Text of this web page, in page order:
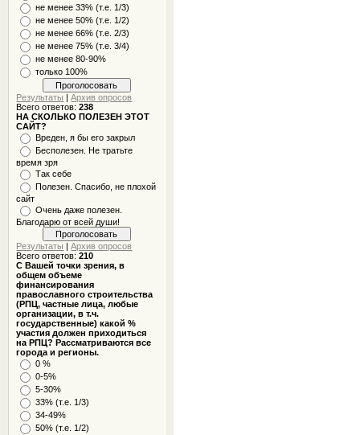
не менее 33% (т.е. 1/3)
не менее 50% (т.е. 1/2)
не менее 66% (т.е. 2/3)
не менее 75% (т.е. 3/4)
не менее 80-90%
только 100%
Результаты |Архив опросов
Всего ответов:238
НА СКОЛЬКО ПОЛЕЗЕН ЭТОТ
САЙТ?
Вреден, я бы его закрыл
Бесполезен. Не тратьте
время зря
Так себе
Полезен. Спасибо, не плохой
сайт
Очень даже полезен.
Благодарю от всей души!
Результаты |Архив опросов
Всего ответов:210
С Вашей точки зрения, в
общем объеме
финансирования
православного строительства
(РПЦ, частные лица, любые
организации, в т.ч.
государственные) какой %
участия должен приходиться
на РПЦ? Рассматриваются все
города и регионы.
0 %
0-5%
5-30%
33% (т.е. 1/3)
34-49%
50% (т.е. 1/2)